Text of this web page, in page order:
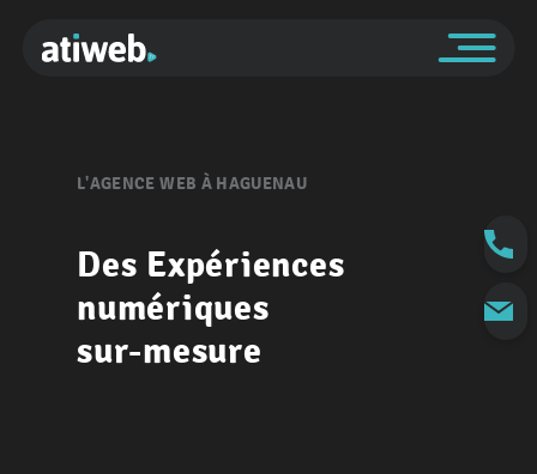
L'AGENCE WEB À HAGUENAU
Des Expériences
numériques
sur-mesure